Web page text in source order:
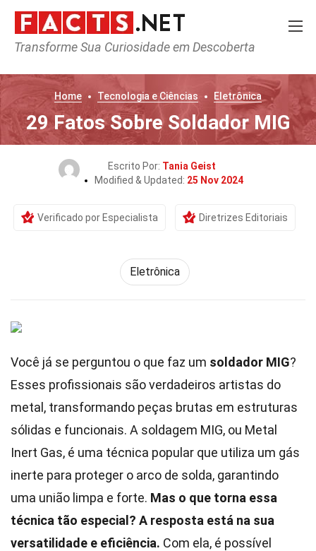
Transforme Sua Curiosidade em Descoberta
Home Tecnologia e Ciências Eletrônica
29 Fatos Sobre Soldador MIG
Escrito Por: Tania Geist
Modified & Updated: 25 Nov 2024
Verificado por Especialista Diretrizes Editoriais
Eletrônica
Você já se perguntou o que faz um soldador MIG?
Esses profissionais são verdadeiros artistas do
metal, transformando peças brutas em estruturas
sólidas e funcionais. A soldagem MIG, ou Metal
Inert Gas, é uma técnica popular que utiliza um gás
inerte para proteger o arco de solda, garantindo
uma união limpa e forte. Mas o que torna essa
técnica tão especial? A resposta está na sua
versatilidade e eficiência. Com ela, é possível